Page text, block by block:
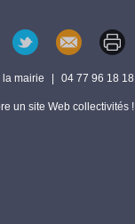
la mairie 04 77 96 18 18
un site Web collectivités !